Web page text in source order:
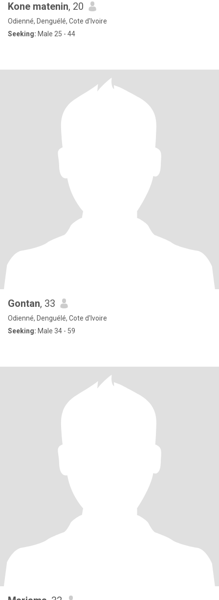
Kone matenin, 20
Odienné, Denguélé, Cote d'Ivoire
Seeking: Male 25 - 44
Gontan, 33
Odienné, Denguélé, Cote d'Ivoire
Seeking: Male 34 - 59